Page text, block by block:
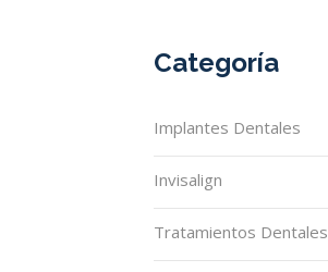
Categoría
Implantes Dentales
Invisalign
Tratamientos Dentales